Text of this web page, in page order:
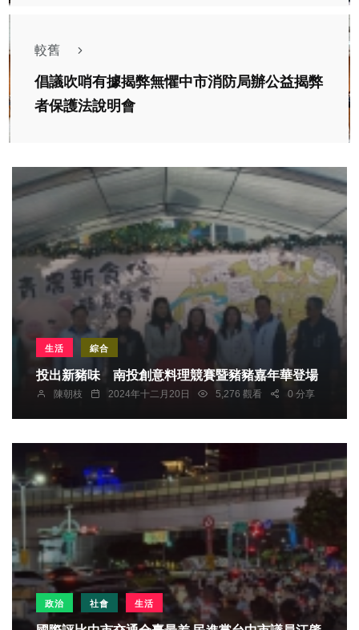
較舊
倡議吹哨有據揭弊無懼中市消防局辦公益揭弊
者保護法說明會
生活 綜合
投出新豬味 南投創意料理競賽暨豬豬嘉年華登場
陳朝枝 2024年十二月20日 5,276 觀看 0 分享
政治 社會 生活